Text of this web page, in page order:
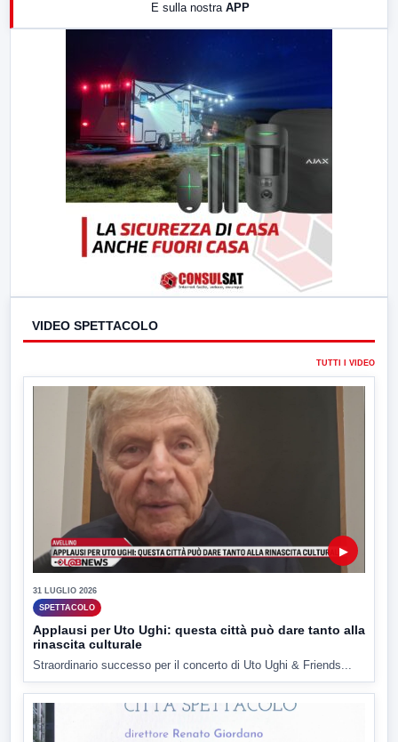
E sulla nostra APP
VIDEO SPETTACOLO
TUTTI I VIDEO
▶
31 LUGLIO 2026
SPETTACOLO
Applausi per Uto Ughi: questa città può dare tanto alla
rinascita culturale
Straordinario successo per il concerto di Uto Ughi & Friends...